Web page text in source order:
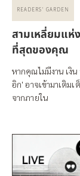
READERS' GARDEN
สามเหลี่ยมแ
ที่สุดของคุณ
หากคุณไม่มีงาน เงิ
อิก' อาจเข้ามาเติม
จากภายใน